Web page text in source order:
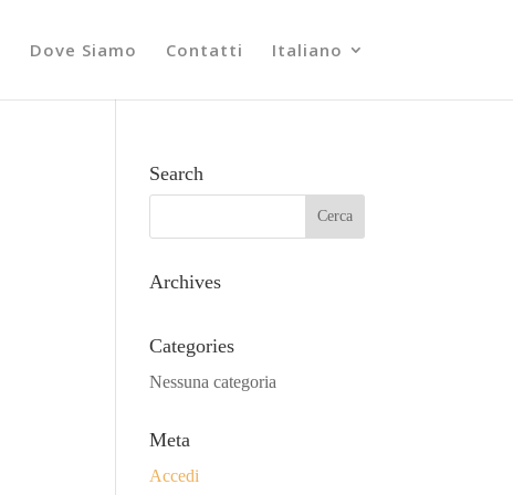
Dove Siamo Contatti Italiano
Search
Archives
Categories
Nessuna categoria
Meta
Accedi